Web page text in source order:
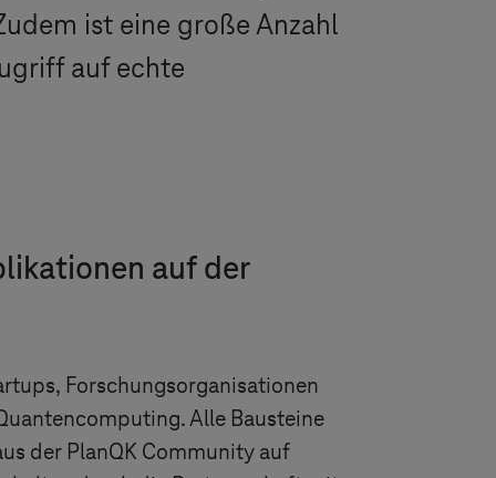
ist eine große Anzahl
auf echte
auf der
Forschungsorganisationen
Alle Bausteine
der PlanQK Community auf